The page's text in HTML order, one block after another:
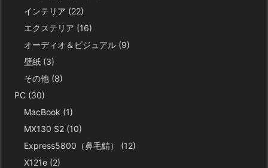
インテリア (22)
エクステリア (16)
オーディオ＆ビジュアル (9)
壁紙 (3)
その他 (8)
PC (30)
MacBook (1)
MX130 S2 (10)
Express5800（鼻毛鯖） (12)
X121e (2)